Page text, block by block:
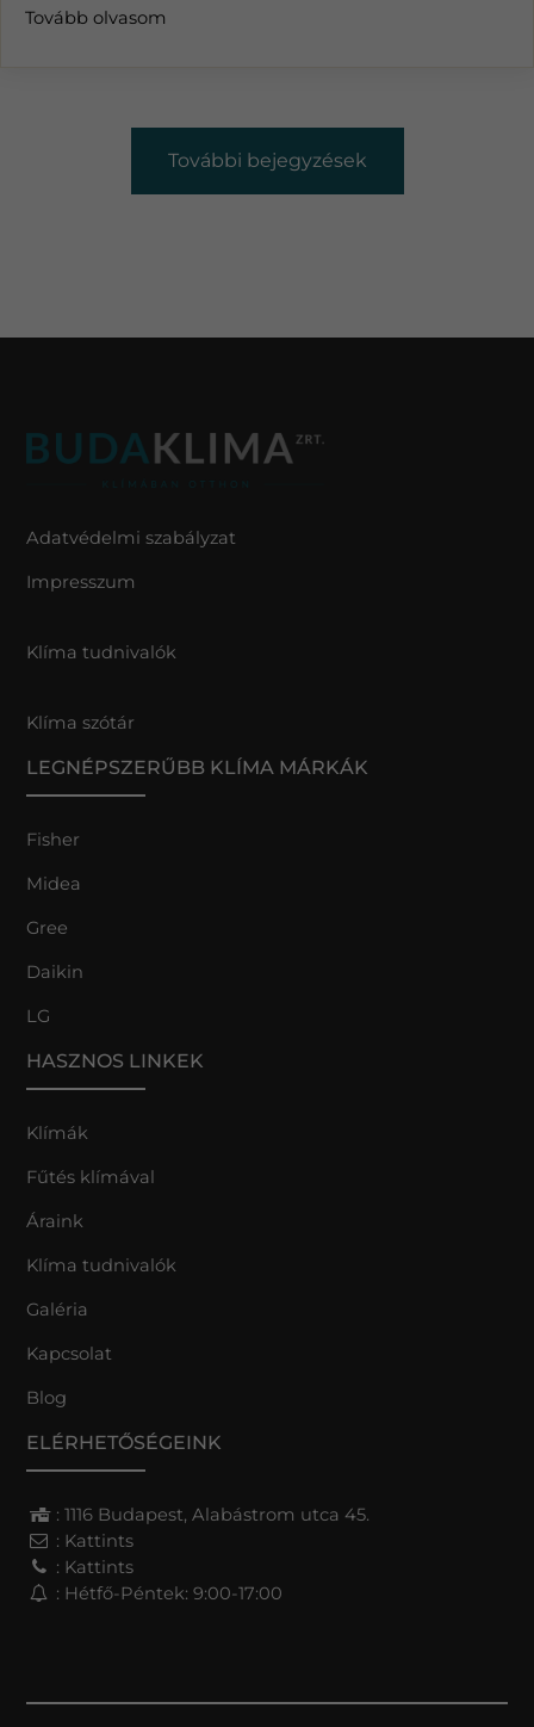
Tovább olvasom
További bejegyzések
Adatvédelmi szabályzat
Impresszum
Klíma tudnivalók
Klíma szótár
LEGNÉPSZERŰBB KLÍMA MÁRKÁK
Fisher
Midea
Gree
Daikin
LG
HASZNOS LINKEK
Klímák
Fűtés klímával
Áraink
Klíma tudnivalók
Galéria
Kapcsolat
Blog
ELÉRHETŐSÉGEINK
: 1116 Budapest, Alabástrom utca 45.
: Kattints
: Kattints
: Hétfő-Péntek: 9:00-17:00